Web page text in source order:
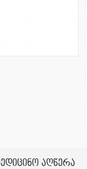
აღწერა